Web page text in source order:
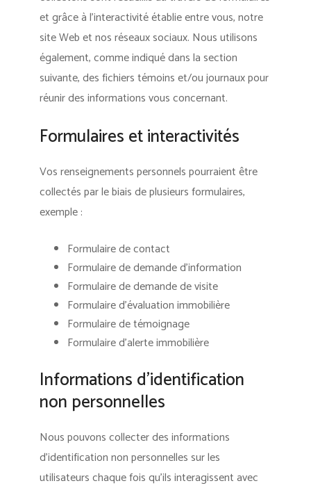
et grâce à l’interactivité établie entre vous, notre
site Web et nos réseaux sociaux. Nous utilisons
également, comme indiqué dans la section
suivante, des fichiers témoins et/ou journaux pour
réunir des informations vous concernant.
Formulaires et interactivités
Vos renseignements personnels pourraient être
collectés par le biais de plusieurs formulaires,
exemple :
Formulaire de contact
Formulaire de demande d’information
Formulaire de demande de visite
Formulaire d’évaluation immobilière
Formulaire de témoignage
Formulaire d’alerte immobilière
Informations d’identification
non personnelles
Nous pouvons collecter des informations
d’identification non personnelles sur les
utilisateurs chaque fois qu’ils interagissent avec